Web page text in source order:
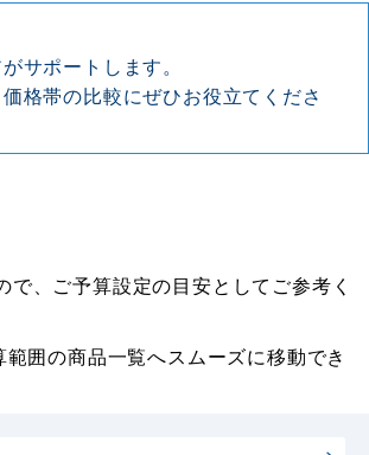
サポートします。
格帯の比較にぜひお役立てくださ
、ご予算設定の目安としてご参考く
囲の商品一覧へスムーズに移動でき